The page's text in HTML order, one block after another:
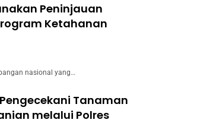
Peninjauan
Ketahanan
nasional yang…
Tanaman
melalui Polres